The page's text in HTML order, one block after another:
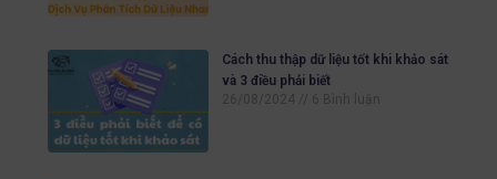
Cách thu thập dữ liệu tốt khi khảo sát
và 3 điều phải biết
26/08/2024
6 Bình luận